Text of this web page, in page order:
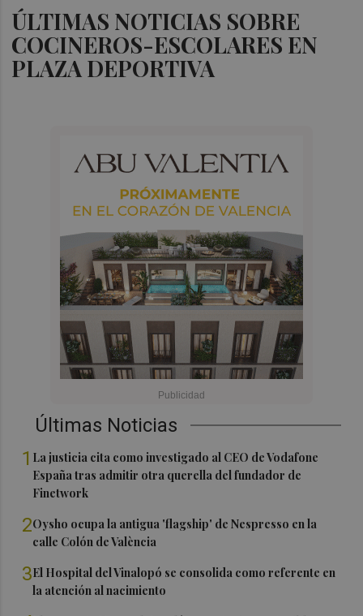
ÚLTIMAS NOTICIAS SOBRE
COCINEROS-ESCOLARES EN
PLAZA DEPORTIVA
Últimas Noticias
1 La justicia cita como investigado al CEO de Vodafone
España tras admitir otra querella del fundador de
Finetwork
2Oysho ocupa la antigua 'flagship' de Nespresso en la
calle Colón de València
3El Hospital del Vinalopó se consolida como referente en
la atención al nacimiento